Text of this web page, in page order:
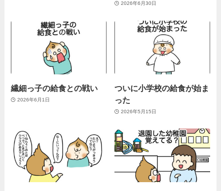
2026年6月30日
繊細っ子の給食との戦い
2026年6月1日
ついに小学校の給食が始ま
った
2026年5月15日